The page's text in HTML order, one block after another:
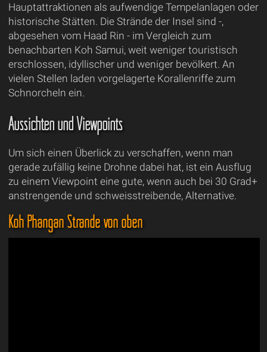
Hauptattraktionen als aufwendige Tempelanlagen oder
historische Stätten. Die Strände der Insel sind -,
abgesehen vom Haad Rin - im Vergleich zum
benachbarten Koh Samui, weit weniger touristisch
erschlossen, idyllischer und weniger bevölkert. An
vielen Stellen laden vorgelagerte Korallenriffe zum
Schnorcheln ein.
Aussichten und Viewpoints
Um sich einen Überlick zu verschaffen, wenn man
gerade zufällig keine Drohne dabei hat, ist ein Ausflug
zu einem Viewpoint eine gute, wenn auch bei 30 Grad+
anstrengende und schweisstreibende, Alternative.
Koh Phangan Strände von oben